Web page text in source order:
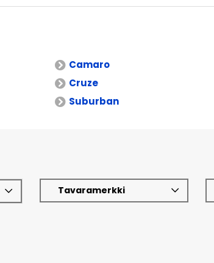
Camaro
Cruze
Suburban
Tavaramerkki